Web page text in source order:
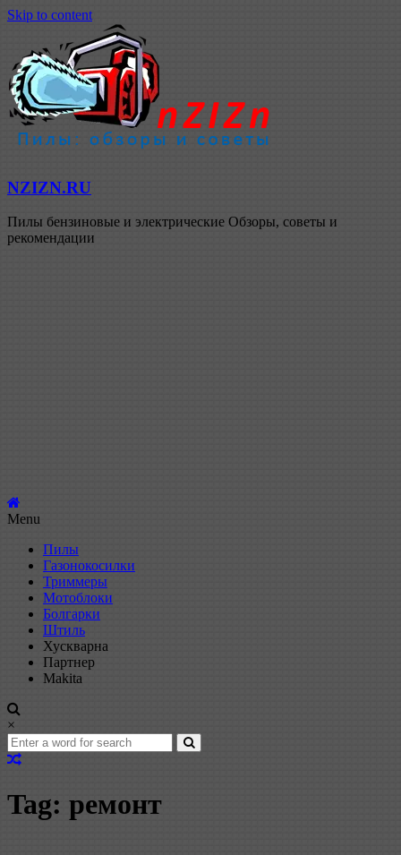
Skip to content
NZIZN.RU
Пилы бензиновые и электрические Обзоры, советы и
рекомендации
Menu
Пилы
Газонокосилки
Триммеры
Мотоблоки
Болгарки
Штиль
Хускварна
Партнер
Makita
×
Tag: ремонт